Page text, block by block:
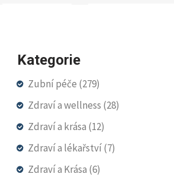
Kategorie
Zubní péče (279)
Zdraví a wellness (28)
Zdraví a krása (12)
Zdraví a lékařství(7)
Zdraví a Krása (6)